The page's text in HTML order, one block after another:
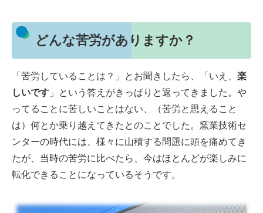
どんな苦労がありますか？
「苦労していることは？」とお聞きしたら、「いえ、 楽
しいです 」という答えがきっぱりと返ってきました。や
ってることに苦しいことはない、（苦労と思えること
は）何とか乗り越えてきたとのことでした。窯業技術セ
ンターの時代には、様々に山積する問題に頭を痛めてき
たが、当時の苦労に比べたら、今はほとんどが楽しみに
転化できることになっているそうです。